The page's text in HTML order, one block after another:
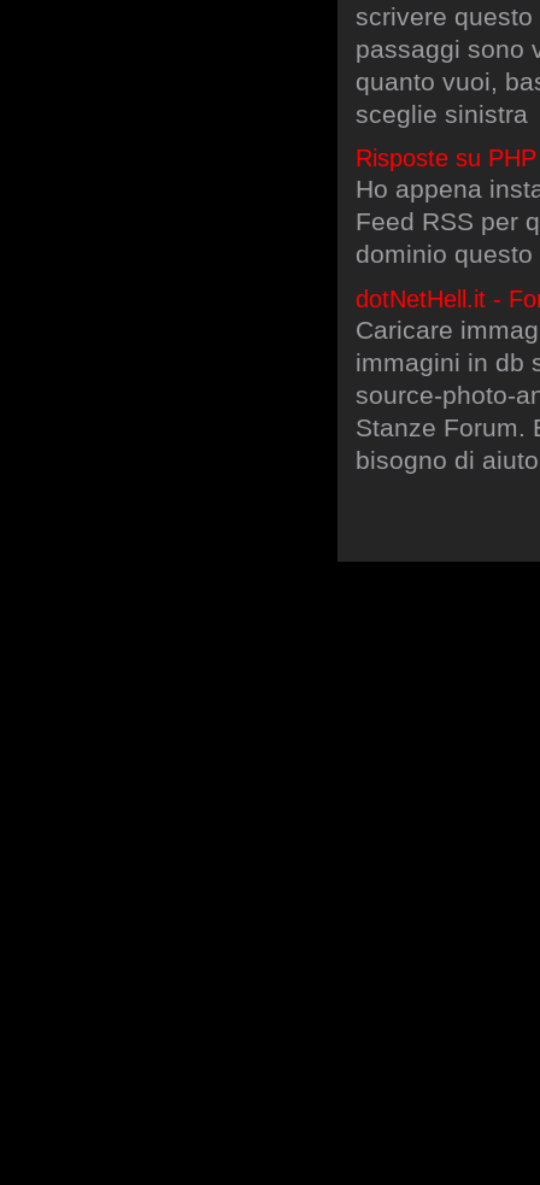
scrivere
passaggi sono
quanto vuoi,
sceglie sinistra
Risposte su
Ho appena
Feed RSS per
dominio
dotNetHell.it -
Caricare
immagini in db
source-photo-
Stanze Forum.
bisogno di